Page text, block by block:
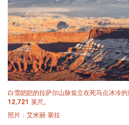
白雪皑皑的拉萨尔山脉耸立在死马点冰冷
12,721 英尺。
照片：艾米丽·塞拉